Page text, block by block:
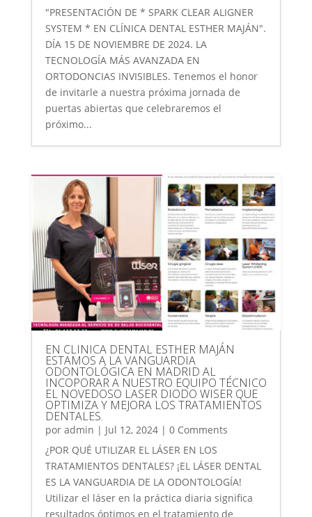
"PRESENTACIÓN DE * SPARK CLEAR ALIGNER
SYSTEM * EN CLÍNICA DENTAL ESTHER MAJÁN".
DÍA 15 DE NOVIEMBRE DE 2024. LA
TECNOLOGÍA MÁS AVANZADA EN
ORTODONCIAS INVISIBLES. Tenemos el honor
de invitarle a nuestra próxima jornada de
puertas abiertas que celebraremos el
próximo...
EN CLINICA DENTAL ESTHER MAJÁN
ESTAMOS A LA VANGUARDIA
ODONTOLÓGICA EN MADRID AL
INCOPORAR A NUESTRO EQUIPO TÉCNICO
EL NOVEDOSO LASER DIODO WISER QUE
OPTIMIZA Y MEJORA LOS TRATAMIENTOS
DENTALES.
por admin | Jul 12, 2024| 0 Comments
¿POR QUÉ UTILIZAR EL LÁSER EN LOS
TRATAMIENTOS DENTALES? ¡EL LÁSER DENTAL
ES LA VANGUARDIA DE LA ODONTOLOGÍA!
Utilizar el láser en la práctica diaria significa
resultados óptimos en el tratamiento de